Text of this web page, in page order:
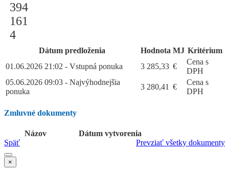
394
161
4
Dátum predloženia Hodnota MJ Kritérium
01.06.2026 21:02 - Vstupná ponuka
3 285,33 €
Cena s
DPH
05.06.2026 09:03 - Najvýhodnejšia
ponuka
3 280,41 €
Cena s
DPH
Zmluvné dokumenty
Názov
Dátum vytvorenia
Prevziať všetky dokumenty
Späť
×